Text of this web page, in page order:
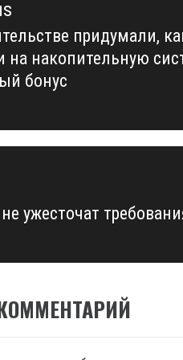
придумали,
на накопительную
бонус
ужесточат